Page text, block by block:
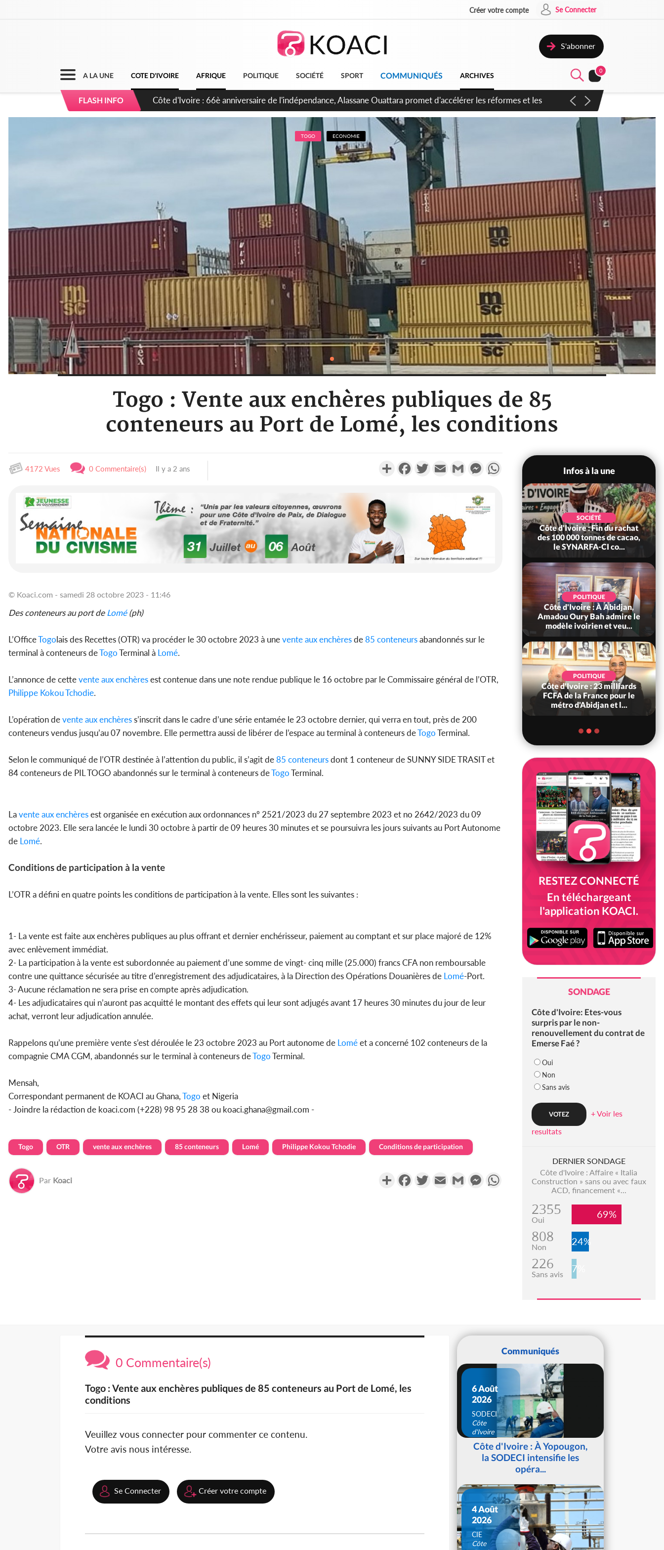
Créer votre compte Se Connecter
S'abonner
A LA UNE COTE D'IVOIRE AFRIQUE POLITIQUE SOCIÉTÉ SPORT COMMUNIQUÉS ARCHIVES
0
FLASH INFO
Côte d'Ivoire : À Abidjan, Amadou Oury Bah admire le modèle ivoirien et veut s'en inspirer pour accélérer le
développement de la Guinée
TOGO ECONOMIE
Togo : Vente aux enchères publiques de 85
conteneurs au Port de Lomé, les conditions
4172 Vues 0 Commentaire(s) Il y a 2 ans PartagerFacebookTwitterEmail Gmail MessengerWhatsApp
© Koaci.com - samedi 28 octobre 2023 - 11:46
Des conteneurs au port deLomé(ph)
L’OfficeTogolais des Recettes (OTR) va procéder le 30 octobre 2023 à unevente aux enchèresde85 conteneursabandonnés sur le
terminal à conteneurs deTogoTerminal à Lomé.
L’annonce de cettevente aux enchèresest contenue dans une note rendue publique le 16 octobre par le Commissaire général de l’OTR,
Philippe Kokou Tchodie.
L’opération devente aux enchèress’inscrit dans le cadre d’une série entamée le 23 octobre dernier, qui verra en tout, près de 200
conteneurs vendus jusqu’au 07 novembre. Elle permettra aussi de libérer de l’espace au terminal à conteneurs deTogoTerminal.
Selon le communiqué de l’OTR destinée à l’attention du public, il s’agit de85 conteneursdont 1 conteneur de SUNNY SIDE TRASIT et
84 conteneurs de PIL TOGO abandonnés sur le terminal à conteneurs deTogoTerminal.
Lavente aux enchèresest organisée en exécution aux ordonnances nº 2521/2023 du 27 septembre 2023 et no 2642/2023 du 09
octobre 2023. Elle sera lancée le lundi 30 octobre à partir de 09 heures 30 minutes et se poursuivra les jours suivants au Port Autonome
de Lomé.
Conditions de participation à la vente
L’OTR a défini en quatre points les conditions de participation à la vente. Elles sont les suivantes :
1- La vente est faite aux enchères publiques au plus offrant et dernier enchérisseur, paiement au comptant et sur place majoré de 12%
avec enlèvement immédiat.
2- La participation à la vente est subordonnée au paiement d’une somme de vingt- cinq mille (25.000) francs CFA non remboursable
contre une quittance sécurisée au titre d’enregistrement des adjudicataires, à la Direction des Opérations Douanières de Lomé-Port.
3- Aucune réclamation ne sera prise en compte après adjudication.
4- Les adjudicataires qui n’auront pas acquitté le montant des effets qui leur sont adjugés avant 17 heures 30 minutes du jour de leur
achat, verront leur adjudication annulée.
Rappelons qu’une première vente s’est déroulée le 23 octobre 2023 au Port autonome de Loméet a concerné 102 conteneurs de la
compagnie CMA CGM, abandonnés sur le terminal à conteneurs deTogoTerminal.
Mensah,
Correspondant permanent de KOACI au Ghana,Togo et Nigeria
- Joindre la rédaction de koaci.com (+228) 98 95 28 38 ou koaci.ghana@gmail.com -
Togo OTR vente aux enchères 85 conteneurs Lomé Philippe Kokou Tchodie Conditions de participation
Par Koaci PartagerFacebookTwitterEmail Gmail Messenger
Infos à la une
POLITIQUE
Côte d'Ivoire : Fête nationale,
Alassane Ouattara accorde
la grâce à 4 661...
POLITIQUE
Côte d'Ivoire : Décrispation ?
SOCIÉTÉ
Côte d'Ivoire : Fin du rachat
des 100 000 tonnes de cacao,
le SYNARFA-CI co...
POLITIQUE
Côte d'Ivoire : À Abidjan,
Amadou Oury Bah admire le
modèle ivoirien et veu...
POLITIQUE
Côte d'Ivoire : 23 milliards
FCFA de la France pour le
métro d'Abidjan et l...
RESTEZ CONNECTÉ
En téléchargeant
l'application KOACI.
SONDAGE
Côte d'Ivoire: Etes-vous
surpris par le non-
renouvellement du contrat de
Emerse Faé ?
Oui
Non
Sans avis
+ Voir les
resultats
DERNIER SONDAGE
Côte d'Ivoire : Affaire « Italia
Construction » sans ou avec faux
ACD, financement «...
2355
Oui 69%
808
Non 24%
226
Sans avis 7%
0 Commentaire(s)
Togo : Vente aux enchères publiques de 85 conteneurs au Port de Lomé, les
conditions
Veuillez vous connecter pour commenter ce contenu.
Votre avis nous intéresse.
Se Connecter Créer votre compte
Communiqués
6 Août
2026
SODECI
Côte
d'Ivoire
Côte d'Ivoire : À Yopougon,
la SODECI intensifie les
opéra...
4 Août
2026
CIE
Côte